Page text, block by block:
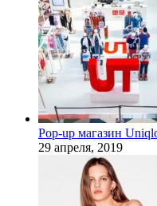
Pop-up магазин
29 апреля, 2019